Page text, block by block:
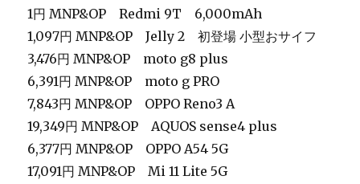
1円 MNP&OP Redmi 9T 6,000mAh
1,097円 MNP&OP Jelly 2 初登場 小型おサイフ
3,476円 MNP&OP moto g8 plus
6,391円 MNP&OP moto g PRO
7,843円 MNP&OP OPPO Reno3 A
19,349円 MNP&OP AQUOS sense4 plus
6,377円 MNP&OP OPPO A54 5G
17,091円 MNP&OP Mi 11 Lite 5G